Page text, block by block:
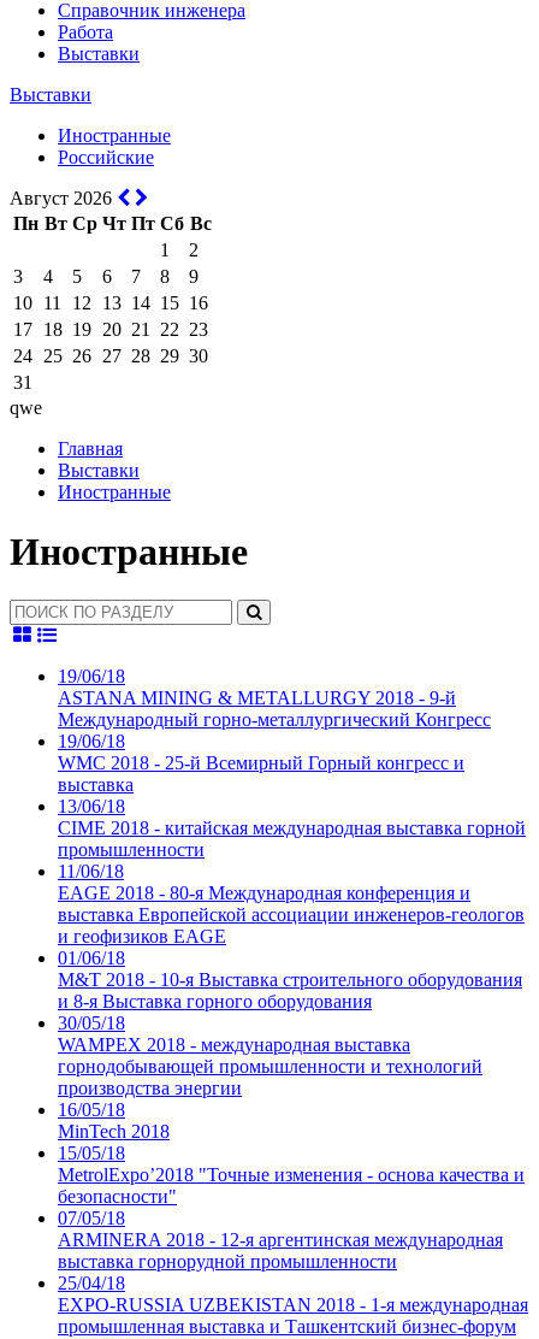
Справочник инженера
Работа
Выставки
Выставки
Иностранные
Российские
Август 2026
Пн Вт Ср Чт Пт Сб Вс
1
2
3
4 5 6 7 8
9
10 11 12 13 14 15 16
17 18 19 20 21 22 23
24 25 26 27 28 29 30
31
qwe
Главная
Выставки
Иностранные
Иностранные
19/06/18
ASTANA MINING & METALLURGY 2018 - 9-й
Международный горно-металлургический Конгресс
19/06/18
WMC 2018 - 25-й Всемирный Горный конгресс и
выставка
13/06/18
CIME 2018 - китайская международная выставка горной
промышленности
11/06/18
EAGE 2018 - 80-я Международная конференция и
выставка Европейской ассоциации инженеров-геологов
и геофизиков EAGE
01/06/18
M&T 2018 - 10-я Выставка строительного оборудования
и 8-я Выставка горного оборудования
30/05/18
WAMPEX 2018 - международная выставка
горнодобывающей промышленности и технологий
производства энергии
16/05/18
MinTech 2018
15/05/18
MetrolExpo’2018 "Точные изменения - основа качества и
безопасности"
07/05/18
ARMINERA 2018 - 12-я аргентинская международная
выставка горнорудной промышленности
25/04/18
EXPO-RUSSIA UZBEKISTAN 2018 - 1-я международная
промышленная выставка и Ташкентский бизнес-форум